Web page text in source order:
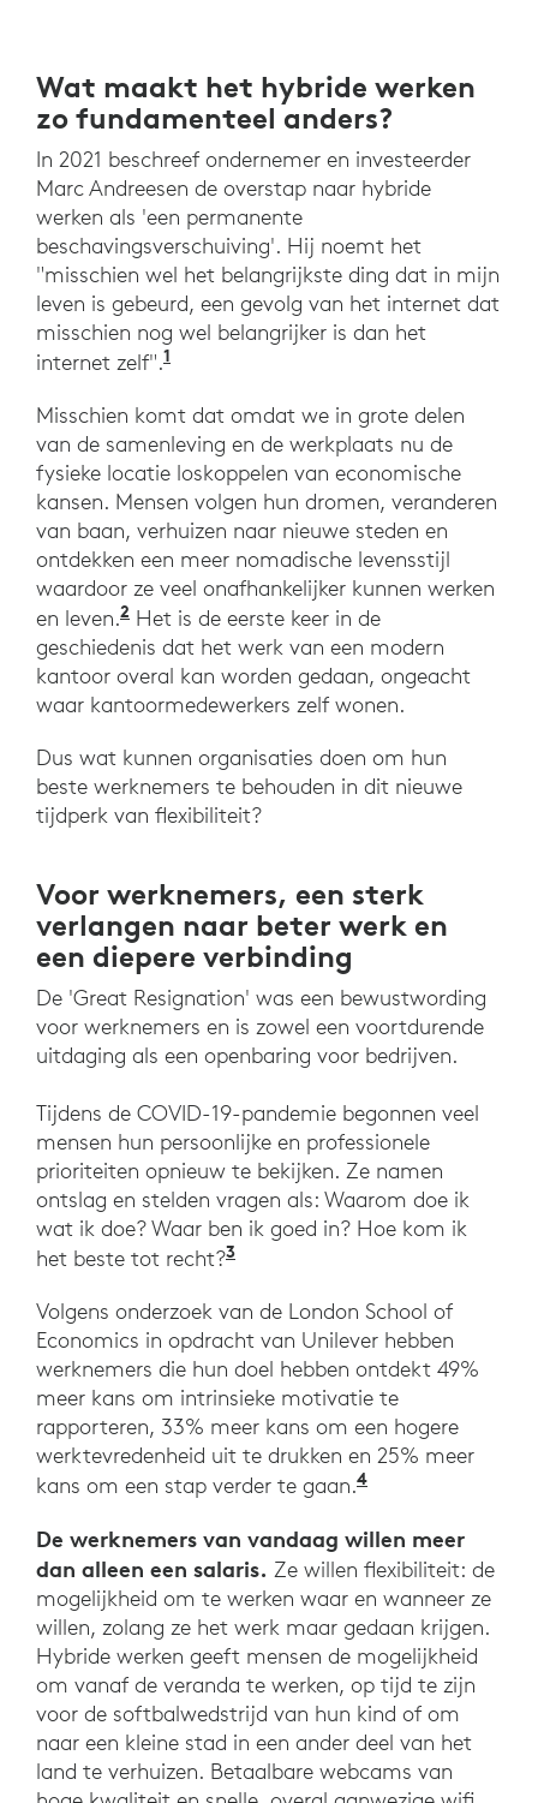
Wat maakt het hybride werken
zo fundamenteel anders?
In 2021 beschreef ondernemer en investeerder
Marc Andreesen de overstap naar hybride
werken als 'een permanente
beschavingsverschuiving'. Hij noemt het
"misschien wel het belangrijkste ding dat in mijn
leven is gebeurd, een gevolg van het internet dat
misschien nog wel belangrijker is dan het
internet zelf".1
Misschien komt dat omdat we in grote delen
van de samenleving en de werkplaats nu de
fysieke locatie loskoppelen van economische
kansen. Mensen volgen hun dromen, veranderen
van baan, verhuizen naar nieuwe steden en
ontdekken een meer nomadische levensstijl
waardoor ze veel onafhankelijker kunnen werken
en leven.2 “The Great Resignation Stems from
Het is de eerste keer in de
geschiedenis dat het werk van een modern
kantoor overal kan worden gedaan, ongeacht
waar kantoormedewerkers zelf wonen.
Dus wat kunnen organisaties doen om hun
beste werknemers te behouden in dit nieuwe
tijdperk van flexibiliteit?
Voor werknemers, een sterk
verlangen naar beter werk en
een diepere verbinding
De 'Great Resignation' was een bewustwording
voor werknemers en is zowel een voortdurende
uitdaging als een openbaring voor bedrijven.
Tijdens de COVID-19-pandemie begonnen veel
mensen hun persoonlijke en professionele
prioriteiten opnieuw te bekijken. Ze namen
ontslag en stelden vragen als: Waarom doe ik
wat ik doe? Waar ben ik goed in? Hoe kom ik
het beste tot recht?3
Volgens onderzoek van de London School of
Economics in opdracht van Unilever hebben
werknemers die hun doel hebben ontdekt 49%
meer kans om intrinsieke motivatie te
rapporteren, 33% meer kans om een hogere
werktevredenheid uit te drukken en 25% meer
kans om een stap verder te gaan.4
De werknemers van vandaag willen meer
dan alleen een salaris. Ze willen flexibiliteit: de
mogelijkheid om te werken waar en wanneer ze
willen, zolang ze het werk maar gedaan krijgen.
Hybride werken geeft mensen de mogelijkheid
om vanaf de veranda te werken, op tijd te zijn
voor de softbalwedstrijd van hun kind of om
naar een kleine stad in een ander deel van het
land te verhuizen. Betaalbare webcams van